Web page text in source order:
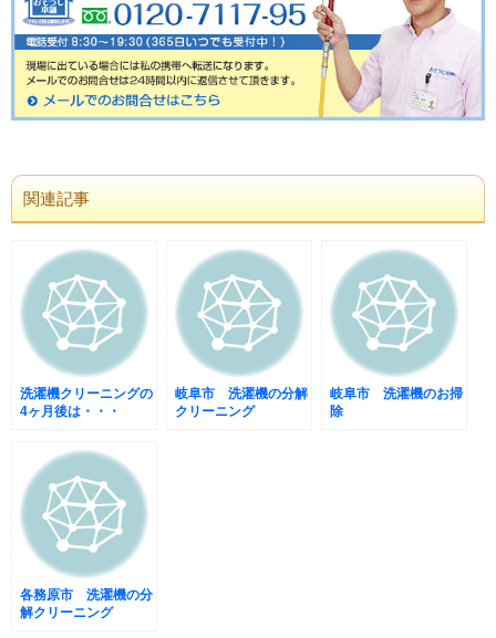
関連記事
洗濯機クリーニングの
4ヶ月後は・・・
岐阜市 洗濯機の分解
クリーニング
岐阜市 洗濯機のお掃
除
各務原市 洗濯機の分
解クリーニング